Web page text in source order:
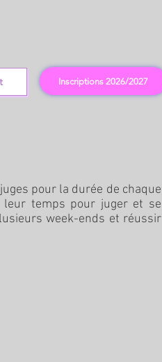
Inscriptions 2026/2027
pour la durée de chaque
leur temps pour juger et se
week-ends et réussir